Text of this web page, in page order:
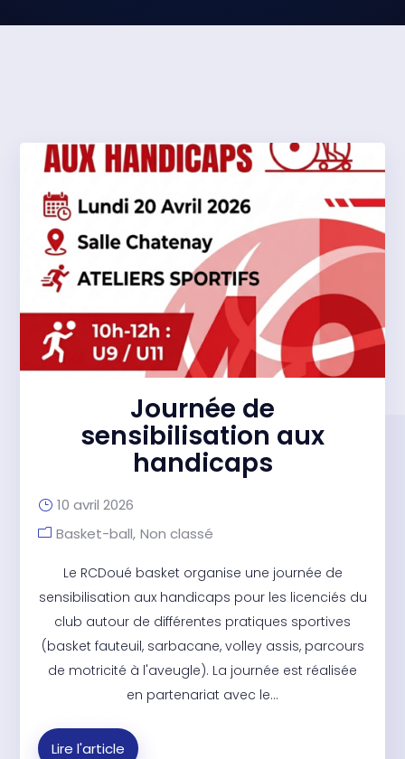
Journée de
sensibilisation aux
handicaps
10 avril 2026
Basket-ball Non classé
Le RCDoué basket organise une journée de
sensibilisation aux handicaps pour les licenciés du
club autour de différentes pratiques sportives
(basket fauteuil, sarbacane, volley assis, parcours
de motricité à l'aveugle). La journée est réalisée
en partenariat avec le...
Lire l'article